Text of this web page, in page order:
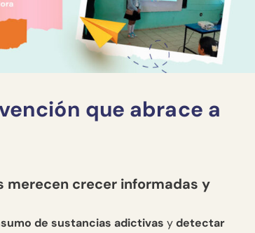
que abrace a
merecen crecer informadas y
de sustancias adictivas ydetectar